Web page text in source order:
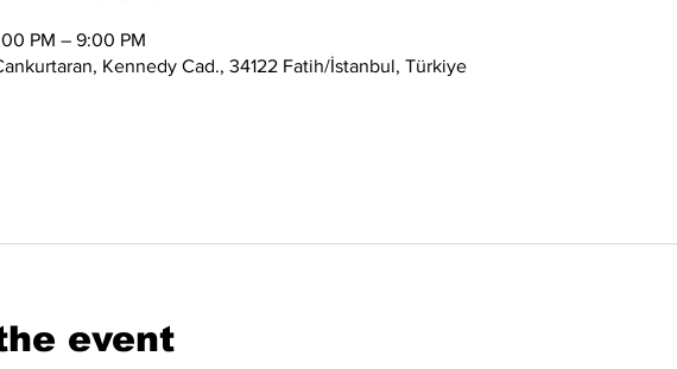
PM – 9:00 PM
Kennedy Cad., 34122 Fatih/İstanbul, Türkiye
event